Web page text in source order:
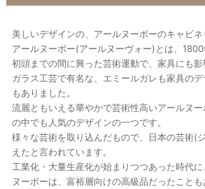
美しいデザインの、アールヌーボーのキャビネ
アールヌーボー(アールヌーヴォー)とは、
初頭までの間に興った芸術運動で、家具にも影
ガラス工芸で有名な、エミールガレも家具の
もありました。
流麗ともいえる華やかで芸術性高いアールヌ
の中でも人気のデザインの一つです。
様々な芸術を取り込んだもので、日本の芸術(
えたと言われています。
工業化・大量生産化が始まりつつあった時代
ヌーボーは、富裕層向けの高級品だったこと